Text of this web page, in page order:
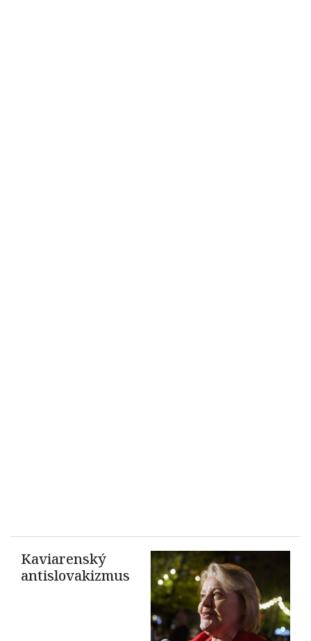
Kaviarenský
antislovakizmus